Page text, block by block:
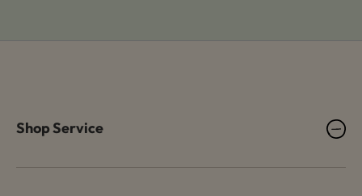
Shop Service